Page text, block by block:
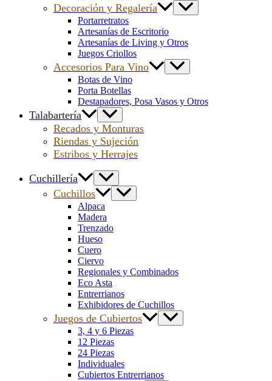
Decoración y Regalería
Portarretratos
Artesanías de Escritorio
Artesanías de Living y Otros
Juegos Criollos
Accesorios Para Vino
Botas de Vino
Porta Botellas
Destapadores, Posa Vasos y Otros
Talabartería
Recados y Monturas
Riendas y Sujeción
Estribos y Herrajes
Cuchillería
Cuchillos
Alpaca
Madera
Trenzado
Hueso
Cuero
Ciervo
Regionales y Combinados
Eco Asta
Entrerrianos
Exhibidores de Cuchillos
Juegos de Cubiertos
3, 4 y 6 Piezas
12 Piezas
24 Piezas
Individuales
Cubiertos Entrerrianos